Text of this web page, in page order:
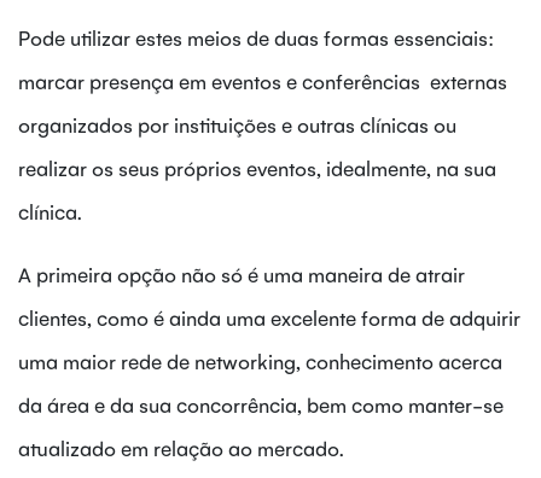
Pode utilizar estes meios de duas formas essenciais:
marcar presença em eventos e conferências externas
organizados por instituições e outras clínicas ou
realizar os seus próprios eventos, idealmente, na sua
clínica.
A primeira opção não só é uma maneira de atrair
clientes, como é ainda uma excelente forma de adquirir
uma maior rede de networking, conhecimento acerca
da área e da sua concorrência, bem como manter-se
atualizado em relação ao mercado.